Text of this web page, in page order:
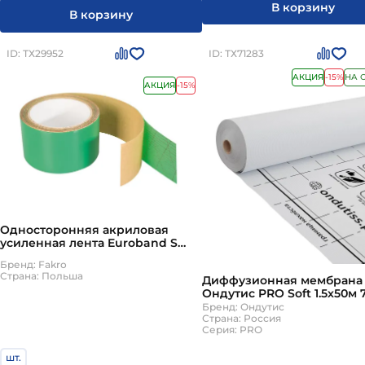
В корзину
В корзину
ID: ТХ29952
АКЦИЯ-15%
Односторонняя акриловая
усиленная лента Euroband S
Бренд: Fakro
Страна: Польша
шт.
ID: ТХ71283
АКЦИЯ-15% НА
Диффузионная мембрана
Ондутис PRO Soft 1.5х50м
Бренд: Ондутис
Страна: Россия
Серия: PRO